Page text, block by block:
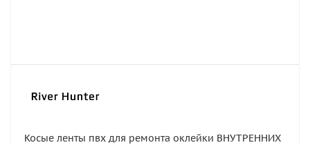
Косые ленты пвх для ремонта оклейки ВНУТРЕННИХ